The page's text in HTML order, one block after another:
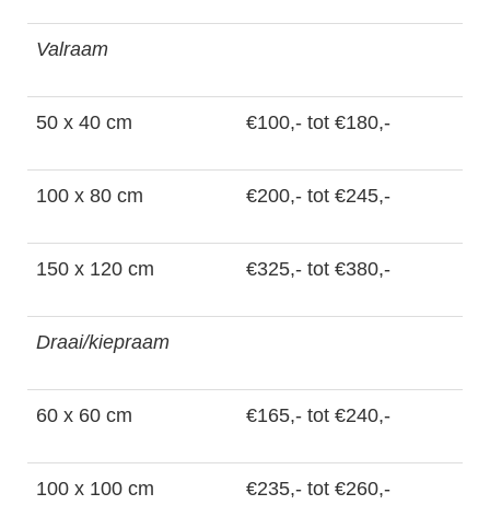
Valraam
50 x 40 cm €100,- tot €180,-
100 x 80 cm €200,- tot €245,-
150 x 120 cm €325,- tot €380,-
Draai/kiepraam
60 x 60 cm €165,- tot €240,-
100 x 100 cm €235,- tot €260,-